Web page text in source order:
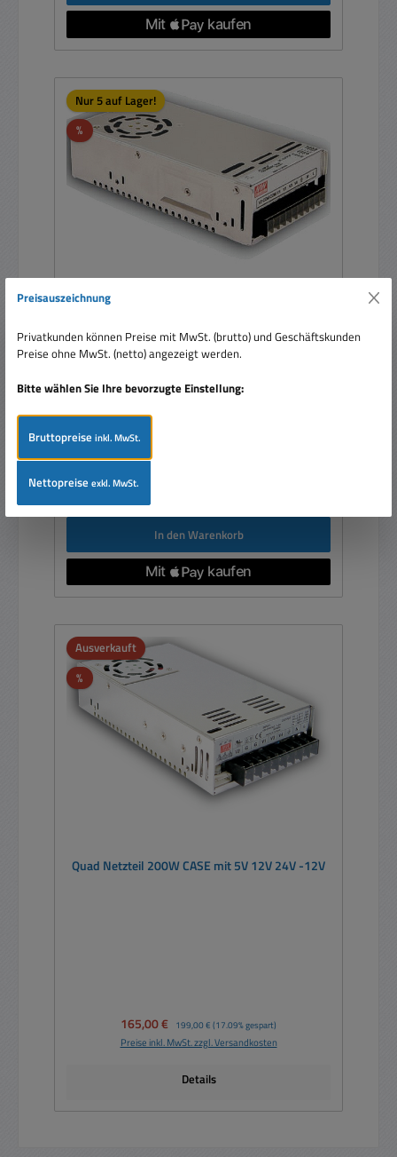
Nur 5 auf Lager!
%Rabatt
Verkaufspreis:
109,00 €
In den Warenkorb
Ausverkauft
%Rabatt
Quad Netzteil 200W CASE mit 5V 12V 24V -12V
Verkaufspreis:
165,00 € Regulärer Preis:
199,00 € (17.09% gespart)
Preise inkl. MwSt. zzgl. Versandkosten
Details
Preisauszeichnung
Privatkunden können Preise mit MwSt. (brutto) und Geschäftskunden
Preise ohne MwSt. (netto) angezeigt werden.
Bitte wählen Sie Ihre bevorzugte Einstellung:
Bruttopreiseinkl. MwSt.
Nettopreiseexkl. MwSt.